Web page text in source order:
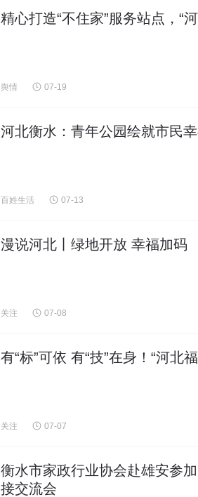
精心打造“不住家”服务站点，“
舆情 07-19
河北衡水：青年公园绘就市民
百姓生活 07-13
漫说河北丨绿地开放 幸福加码
关注 07-08
有“标”可依 有“技”在身！“河北
关注 07-07
衡水市家政行业协会赴雄安参
接交流会